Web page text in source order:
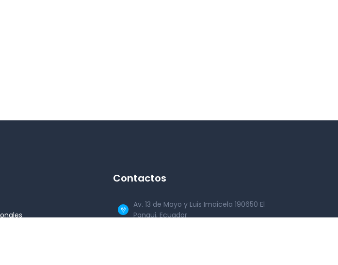
Contactos
Av. 13 de Mayo y Luis Imaicela 190650 El
Pangui, Ecuador